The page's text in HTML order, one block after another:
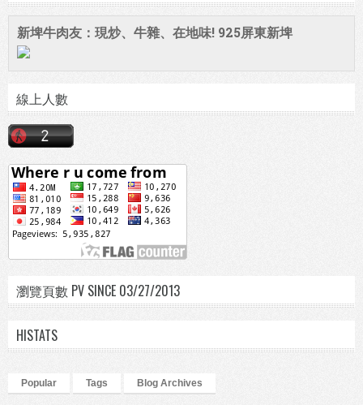
新埤牛肉友：現炒、牛雜、在地味! 925屏東新埤
線上人數
瀏覽頁數 PV SINCE 03/27/2013
HISTATS
Popular Tags Blog Archives